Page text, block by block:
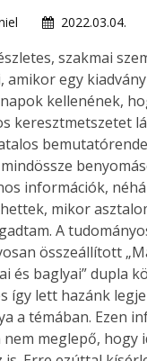
2022.03.04.
szakmai
amikor egy
kellenének,
keresztmetszetet
információk,
mikor
A
összeállított
és baglyai” dupla
így lett hazánk
a témában. Ezen
meglepő, hogy